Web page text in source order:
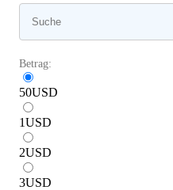
Betrag:
50USD
1USD
2USD
3USD